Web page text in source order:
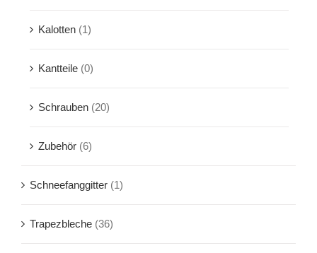
Kalotten (1)
Kantteile (0)
Schrauben (20)
Zubehör (6)
Schneefanggitter (1)
Trapezbleche (36)